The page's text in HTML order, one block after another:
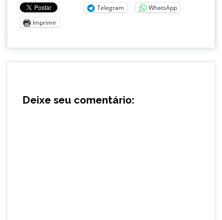
Telegram
WhatsApp
Imprimir
Deixe seu comentário: